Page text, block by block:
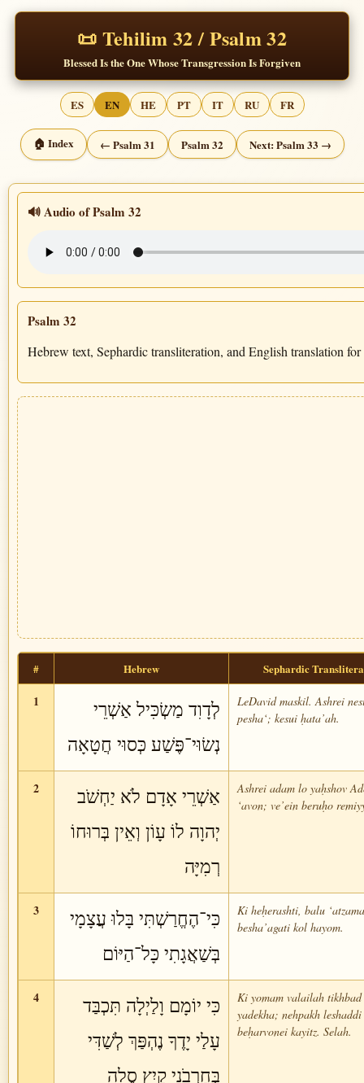
📜 Tehilim 32 / Psalm 32
Blessed Is the One Whose Transgression Is Forgiven
ES EN HE PT IT RU FR
🏠 Index ← Psalm 31 Psalm 32 Next: Psalm 33 →
🔊 Audio of Psalm 32
Psalm 32
Hebrew text, Sephardic transliteration, and English translation
# Hebrew Sephardic
1
לְדָוִד מַשְׂכִּיל אַשְׁרֵי
נְשׂוּי־פֶּשַׁע כְּסוּי חֲטָאָה
LeDavid maskil. Ashrei
pesha‘; kesui ḥata’ah.
2
אַשְׁרֵי אָדָם לֹא יַחְשֹׁב
יְהוָה לוֹ עָוֹן וְאֵין בְּרוּחוֹ
רְמִיָּה
Ashrei adam lo yaḥshov
‘avon; ve’ein beruḥo
3
כִּי־הֶחֱרַשְׁתִּי בָּלוּ עֲצָמָי
בְּשַׁאֲגָתִי כָּל־הַיּוֹם
Ki heḥerashti, balu
besha’agati kol hayom.
4
כִּי יוֹמָם וָלַיְלָה תִּכְבַּד
עָלַי יָדֶךָ נֶהְפַּךְ לְשַׁדִּי
בְּחַרְבֹנֵי קַיִץ סֶלָה
Ki yomam valailah
yadekha; nehpakh leshaddi
beḥarvonei kayitz. Selah.